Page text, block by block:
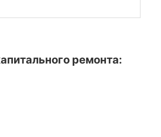
ремонта: